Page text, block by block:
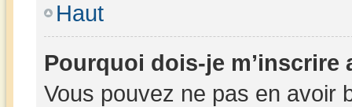
Haut
Pourquoi dois-je m’inscrire
Vous pouvez ne pas en avoir